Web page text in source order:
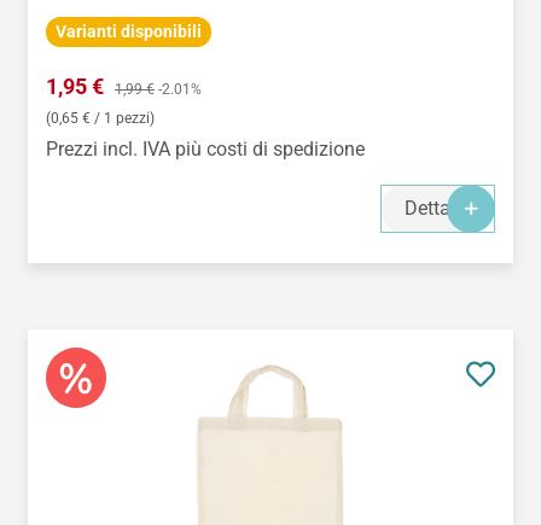
Varianti disponibili
Prezzo di vendita:
1,95 € Prezzo normale:
1,99 € -2.01%
(0,65 € / 1 pezzi)
Prezzi incl. IVA più costi di spedizione
Dettagli